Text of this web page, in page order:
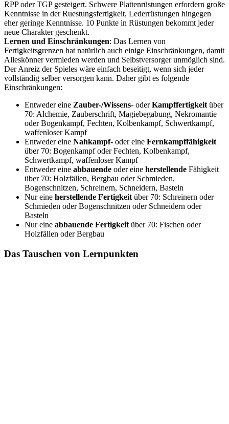
RPP oder TGP gesteigert. Schwere Plattenrüstungen erfordern große
Kenntnisse in der Ruestungsfertigkeit, Lederrüstungen hingegen
eher geringe Kenntnisse. 10 Punkte in Rüstungen bekommt jeder
neue Charakter geschenkt.
Lernen und Einschränkungen: Das Lernen von
Fertigkeitsgrenzen hat natürlich auch einige Einschränkungen, damit
Alleskönner vermieden werden und Selbstversorger unmöglich sind.
Der Anreiz der Spieles wäre einfach beseitigt, wenn sich jeder
vollständig selber versorgen kann. Daher gibt es folgende
Einschränkungen:
Entweder eine Zauber-/Wissens- oderKampffertigkeit über
70: Alchemie, Zauberschrift, Magiebegabung, Nekromantie
oder Bogenkampf, Fechten, Kolbenkampf, Schwertkampf,
waffenloser Kampf
Entweder eine Nahkampf- oder eine Fernkampffähigkeit
über 70: Bogenkampf oder Fechten, Kolbenkampf,
Schwertkampf, waffenloser Kampf
Entweder eine abbauende oder eine herstellende Fähigkeit
über 70: Holzfällen, Bergbau oder Schmieden,
Bogenschnitzen, Schreinern, Schneidern, Basteln
Nur eine herstellende Fertigkeit über 70: Schreinern oder
Schmieden oder Bogenschnitzen oder Schneidern oder
Basteln
Nur eine abbauende Fertigkeit über 70: Fischen oder
Holzfällen oder Bergbau
Das Tauschen von Lernpunkten